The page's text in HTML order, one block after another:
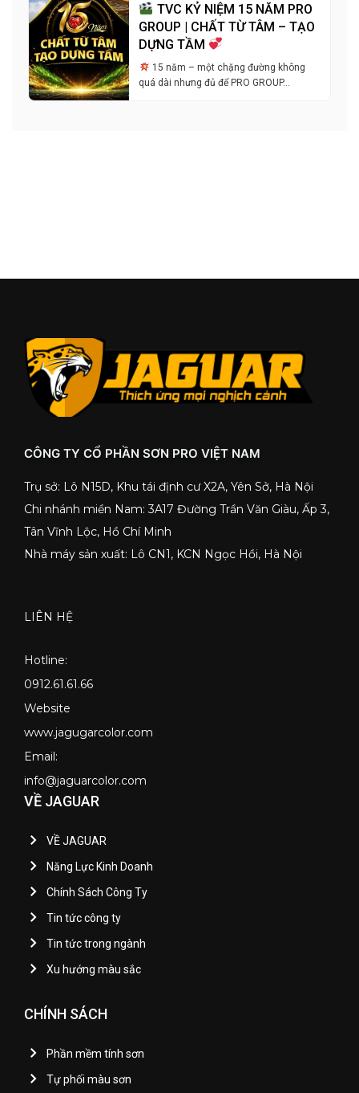
TVC KỶ NIỆM 15 NĂM PRO
GROUP | CHẤT TỪ TÂM – TẠO
DỰNG TẦM
15 năm – một chặng đường không
quá dài nhưng đủ để PRO GROUP…
CÔNG TY CỔ PHẦN SƠN PRO VIỆT NAM
Trụ sở: Lô N15D, Khu tái định cư X2A, Yên Sở, Hà Nội
Chi nhánh miền Nam: 3A17 Đường Trần Văn Giàu, Ấp 3,
Tân Vĩnh Lộc, Hồ Chí Minh
Nhà máy sản xuất: Lô CN1, KCN Ngọc Hồi, Hà Nội
LIÊN HỆ
Hotline:
0912.61.61.66
Website
www.jagugarcolor.com
Email:
info@jaguarcolor.com
VỀ JAGUAR
VỀ JAGUAR
Năng Lực Kinh Doanh
Chính Sách Công Ty
Tin tức công ty
Tin tức trong ngành
Xu hướng màu sắc
CHÍNH SÁCH
Phần mềm tính sơn
Tự phối màu sơn